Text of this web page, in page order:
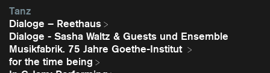
Tanz
Dialoge – Reethaus
Dialoge - Sasha Waltz & Guests und Ensemble
Musikfabrik. 75 Jahre Goethe-Institut
for the time being